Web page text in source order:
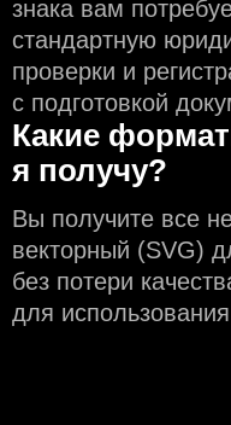
знака вам
стандартную
проверки и
с подготовкой
Какие
я получу?
Вы получите все
векторный (SVG)
без потери
для